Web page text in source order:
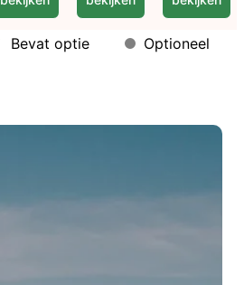
Bevat optie Optioneel